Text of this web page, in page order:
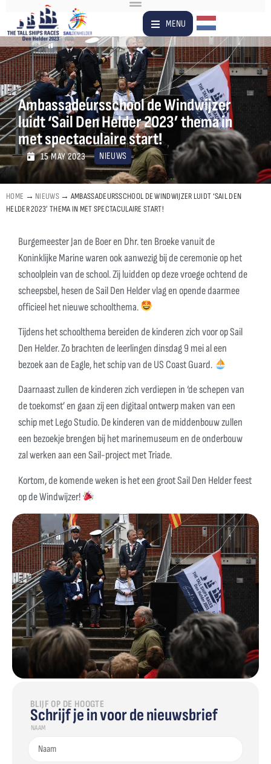
MENU
Ambassadeursschool de Windwijzer
luidt ‘Sail Den Helder 2023’ thema in
met spectaculaire start!
15 MAY 2023 NIEUWS
HOME → NIEUWS→ AMBASSADEURSSCHOOL DE WINDWIJZER LUIDT ‘SAIL DEN
HELDER 2023’ THEMA IN MET SPECTACULAIRE START!
Burgemeester Jan de Boer en Dhr. ten Broeke vanuit de
Koninklijke Marine waren ook aanwezig bij de ceremonie op het
schoolplein van de school. Zij luidden op deze vroege ochtend de
scheepsbel, hesen de Sail Den Helder vlag en opende daarmee
officieel het nieuwe schoolthema.
Tijdens het schoolthema bereiden de kinderen zich voor op Sail
Den Helder. Zo brachten de leerlingen dinsdag 9 mei al een
bezoek aan de Eagle, het schip van de US Coast Guard.
Daarnaast zullen de kinderen zich verdiepen in ‘de schepen van
de toekomst’ en gaan zij een digitaal ontwerp maken van een
schip met Lego Studio. De kinderen van de middenbouw zullen
een bezoekje brengen bij het marinemuseum en de onderbouw
zal werken aan een Sail-project met Triade.
Kortom, de komende weken is het een groot Sail Den Helder feest
op de Windwijzer!
BLIJF OP DE HOOGTE
Schrijf je in voor de nieuwsbrief
NAAM